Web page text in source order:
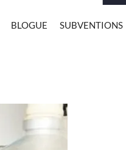
BLOGUE SUBVENTIONS